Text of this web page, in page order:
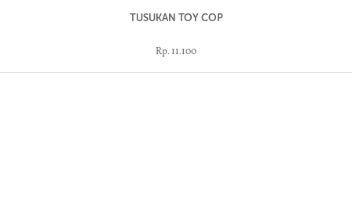
TUSUKAN TOY COP
Rp. 11.100